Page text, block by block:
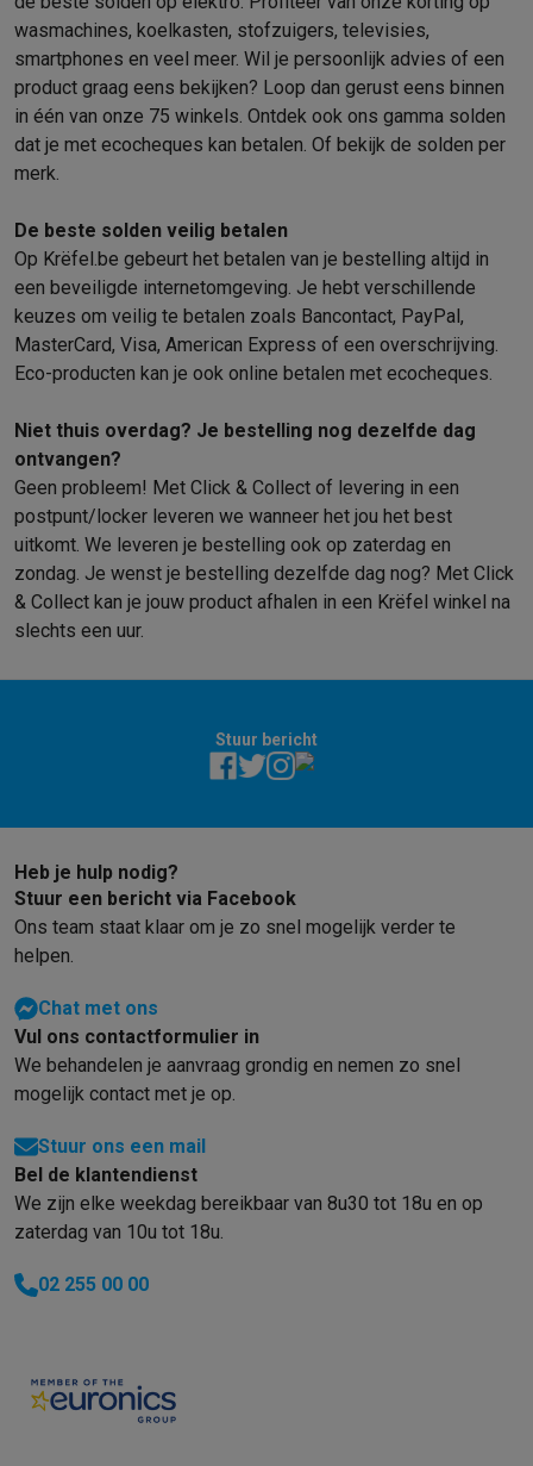
Refurbished
Refurbished smartphonesRefurbished tabletsRefurbished
Huishouden
Wasmachines met ecochequesDroogkasten met ecocheques
Kleine keukentoestellen
Kleine keukentoestellen met ecocheques
Vaatwassers met ecochequesKoelkasten met ecocheques
Airco
Airco's met ecocheques
TV & audio
TV met ecochequesBluetooth speakers met ecocheques
Multimedia & telefonie
Transport
Elektrische steps met ecocheques
Eco initiatieven
ImpactEnergie besparen Recycleer je oud elektro
Info & acties
SoldenAlle soldendealsSolden op groot elektroSolden op
Deals van het moment
Installatie aan huisGroot elektro installatieInbouw installatie
Herstelling van je toestel
Vind jouw ideale wasmachine
Beeld & GeluidKies jouw ideale TVEen speaker voor elke
Outlet
Outlet
Alle outlet deals Outlet multimedia & telefonie
wasmachines, koelkasten, stofzuigers, televisies,
smartphones en veel meer. Wil je persoonlijk advies of een
product graag eens bekijken? Loop dan gerust eens binnen
in één van onze 75 winkels. Ontdek ook ons gamma solden
dat je met ecocheques kan betalen. Of bekijk de solden per
merk.
De beste solden veilig betalen
Op Krëfel.be gebeurt het betalen van je bestelling altijd in
een beveiligde internetomgeving. Je hebt verschillende
keuzes om veilig te betalen zoals Bancontact, PayPal,
MasterCard, Visa, American Express of een overschrijving.
Eco-producten kan je ook online betalen met ecocheques.
Niet thuis overdag? Je bestelling nog dezelfde dag
ontvangen?
Geen probleem! Met Click & Collect of levering in een
postpunt/locker leveren we wanneer het jou het best
uitkomt. We leveren je bestelling ook op zaterdag en
zondag. Je wenst je bestelling dezelfde dag nog? Met Click
& Collect kan je jouw product afhalen in een Krëfel winkel na
slechts een uur.
Stuur bericht
Heb je hulp nodig?
Stuur een bericht via Facebook
Ons team staat klaar om je zo snel mogelijk verder te
helpen.
Chat met ons
Vul ons contactformulier in
We behandelen je aanvraag grondig en nemen zo snel
mogelijk contact met je op.
Stuur ons een mail
Bel de klantendienst
We zijn elke weekdag bereikbaar van 8u30 tot 18u en op
zaterdag van 10u tot 18u.
02 255 00 00